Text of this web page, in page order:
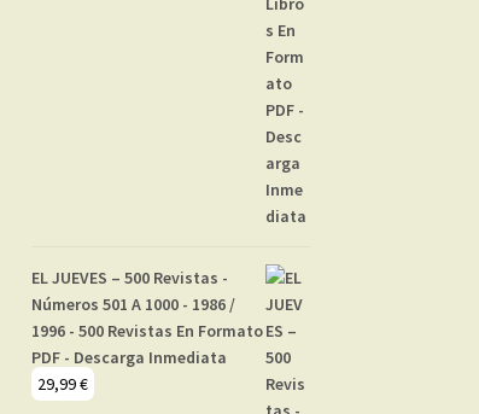
EL JUEVES – 500 Revistas -
Números 501 A 1000 - 1986 /
1996 - 500 Revistas En Formato
PDF - Descarga Inmediata
29,99€